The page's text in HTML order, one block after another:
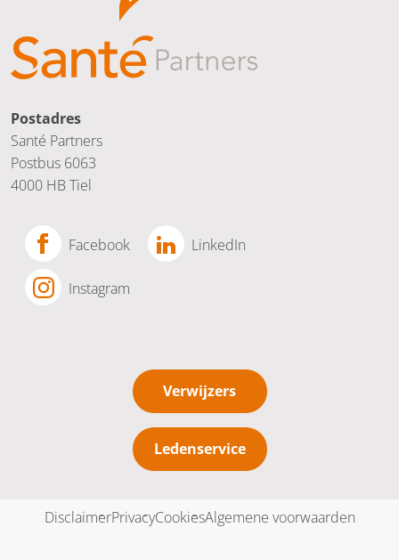
Postadres
Santé Partners
Postbus 6063
4000 HB Tiel
Facebook LinkedIn
Instagram
Verwijzers
Ledenservice
DisclaimerPrivacyCookiesAlgemene voorwaarden